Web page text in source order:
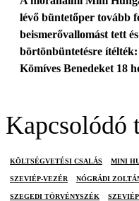
lévő büntetőper tovább
beismerővallomást tett
börtönbüntetésre
Kömíves Benedeket 18
Kapcsolódó
KÖLTSÉGVETÉSI CSALÁS MINI
SZEVIÉP-VEZÉR NÓGRÁDI
SZEGEDI TÖRVÉNYSZÉK SZEVIÉP